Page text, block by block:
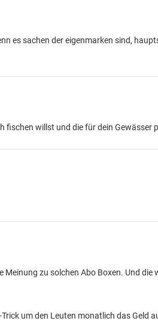
es sachen der eigenmarken sind,
fischen willst und die für dein Gewässer
Meinung zu solchen Abo Boxen. Und
um den Leuten monatlich das Geld